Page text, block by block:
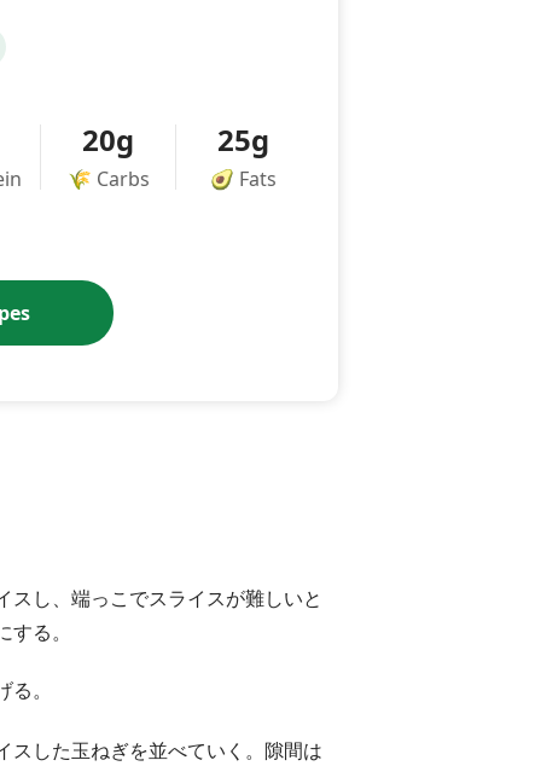
20g
🌾 Carbs
25g
🥑 Fats
スし、端っこでスライスが難しいと
る。
。
スした玉ねぎを並べていく。隙間は